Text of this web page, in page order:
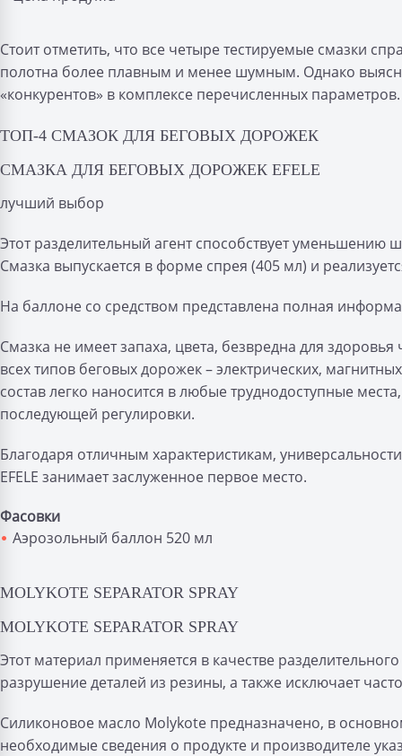
Стоит отметить, что все четыре тестируемые смазки
полотна более плавным и менее шумным. Однако
«конкурентов» в комплексе перечисленных параметров.
ТОП-4 СМАЗОК ДЛЯ БЕГОВЫХ ДОРОЖЕК
СМАЗКА ДЛЯ БЕГОВЫХ ДОРОЖЕК EFELE
лучший выбор
Этот разделительный агент способствует уменьшению
Смазка выпускается в форме спрея (405 мл) и
На баллоне со средством представлена полная
Смазка не имеет запаха, цвета, безвредна для
всех типов беговых дорожек – электрических,
состав легко наносится в любые труднодоступные
последующей регулировки.
Благодаря отличным характеристикам,
EFELE занимает заслуженное первое место.
Фасовки
Аэрозольный баллон 520 мл
MOLYKOTE SEPARATOR SPRAY
MOLYKOTE SEPARATOR SPRAY
Этот материал применяется в качестве
разрушение деталей из резины, а также исключает
Силиконовое масло Molykote предназначено, в
необходимые сведения о продукте и производителе